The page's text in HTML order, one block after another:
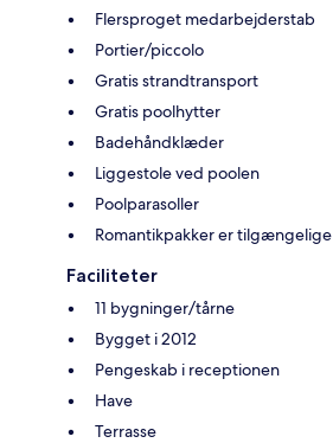
Flersproget medarbejderstab
Portier/piccolo
Gratis strandtransport
Gratis poolhytter
Badehåndklæder
Liggestole ved poolen
Poolparasoller
Romantikpakker er tilgængelige
Faciliteter
11 bygninger/tårne
Bygget i 2012
Pengeskab i receptionen
Have
Terrasse